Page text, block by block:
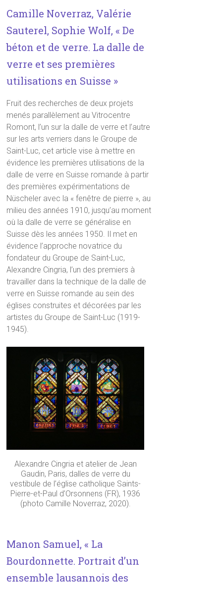
Camille Noverraz, Valérie
Sauterel, Sophie Wolf, « De
béton et de verre. La dalle de
verre et ses premières
utilisations en Suisse »
Fruit des recherches de deux projets
menés parallèlement au Vitrocentre
Romont, l’un sur la dalle de verre et l’autre
sur les arts verriers dans le Groupe de
Saint-Luc, cet article vise à mettre en
évidence les premières utilisations de la
dalle de verre en Suisse romande à partir
des premières expérimentations de
Nüscheler avec la « fenêtre de pierre », au
milieu des années 1910, jusqu’au moment
où la dalle de verre se généralise en
Suisse dès les années 1950. Il met en
évidence l’approche novatrice du
fondateur du Groupe de Saint-Luc,
Alexandre Cingria, l’un des premiers à
travailler dans la technique de la dalle de
verre en Suisse romande au sein des
églises construites et décorées par les
artistes du Groupe de Saint-Luc (1919-
1945).
Alexandre Cingria et atelier de Jean
Gaudin, Paris, dalles de verre du
vestibule de l’église catholique Saints-
Pierre-et-Paul d’Orsonnens (FR), 1936
(photo Camille Noverraz, 2020).
Manon Samuel, « La
Bourdonnette. Portrait d’un
ensemble lausannois des